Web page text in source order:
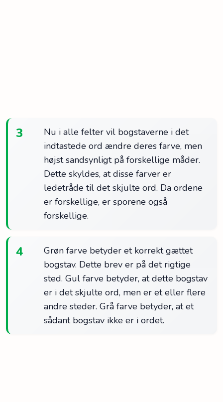
3
Nu i alle felter vil bogstaverne i det
indtastede ord ændre deres farve, men
højst sandsynligt på forskellige måder.
Dette skyldes, at disse farver er
ledetråde til det skjulte ord. Da ordene
er forskellige, er sporene også
forskellige.
4
Grøn farve betyder et korrekt gættet
bogstav. Dette brev er på det rigtige
sted. Gul farve betyder, at dette bogstav
er i det skjulte ord, men er et eller flere
andre steder. Grå farve betyder, at et
sådant bogstav ikke er i ordet.